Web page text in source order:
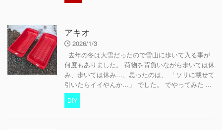
アキオ
2026/1/3
去年の冬は大雪だったので雪山に歩いて入る事が
何度もありました。 荷物を背負いながら歩いては休
み、歩いては休み…、思ったのは、 「ソリに載せて
引いたらイイやんか…」 でした。 でやってみた ...
DIY